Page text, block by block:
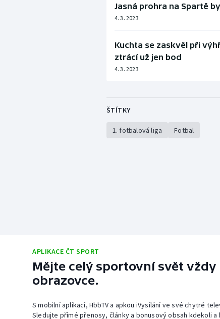
Jasná prohra na Spartě
4. 3. 2023
Kuchta se zaskvěl při
ztrácí už jen bod
4. 3. 2023
ŠTÍTKY
1. fotbalová liga Fotbal
APLIKACE ČT SPORT
Mějte celý sportovní svět vždy
obrazovce.
S mobilní aplikací, HbbTV a apkou iVysílání ve své chytré
Sledujte přímé přenosy, články a bonusový obsah kdekoli a